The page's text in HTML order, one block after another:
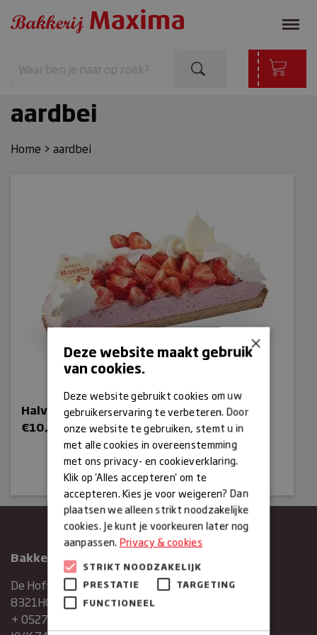
aardbei
Home > aardbei
Halve aardbeienvlaai
€10,50 Bestellen
Bakkerij Maxima
De Hofstee 1
8321HG Urk
+ 0527683454
×
Deze website maakt gebruik
van cookies.
Deze website gebruikt cookies om uw
gebruikerservaring te verbeteren. Door
onze website te gebruiken, stemt u in
met alle cookies in overeenstemming
met ons privacy- en cookieverklaring.
Klik op 'Alles accepteren' om te
accepteren. Kies je voor weigeren? Dan
plaatsen we alleen strikt noodzakelijke
cookies. Je kunt je voorkeuren later nog
aanpassen.Privacy & cookies
STRIKT NOODZAKELIJK
PRESTATIE
TARGETING
FUNCTIONEEL